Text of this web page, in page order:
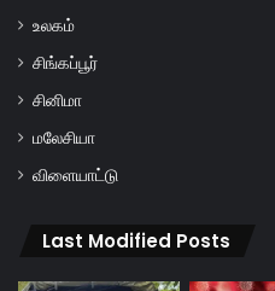
உலகம்
சிங்கப்பூர்
சினிமா
மலேசியா
விளையாட்டு
Last Modified Posts